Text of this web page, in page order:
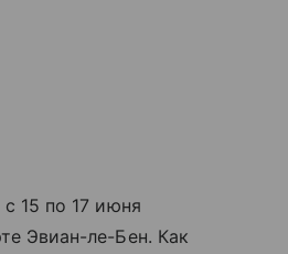
15 по 17 июня
Эвиан-ле-Бен. Как